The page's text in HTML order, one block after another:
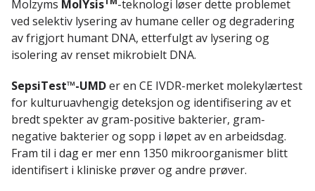
Molzyms MolYsis
-teknologi løser dette problemet
ved selektiv lysering av humane celler og degradering
av frigjort humant DNA, etterfulgt av lysering og
isolering av renset mikrobielt DNA.
SepsiTest™-UMDer en CE IVDR-merket molekylærtest
for kulturuavhengig deteksjon og identifisering av et
bredt spekter av gram-positive bakterier, gram-
negative bakterier og sopp i løpet av en arbeidsdag.
Fram til i dag er mer enn 1350 mikroorganismer blitt
identifisert i kliniske prøver og andre prøver.